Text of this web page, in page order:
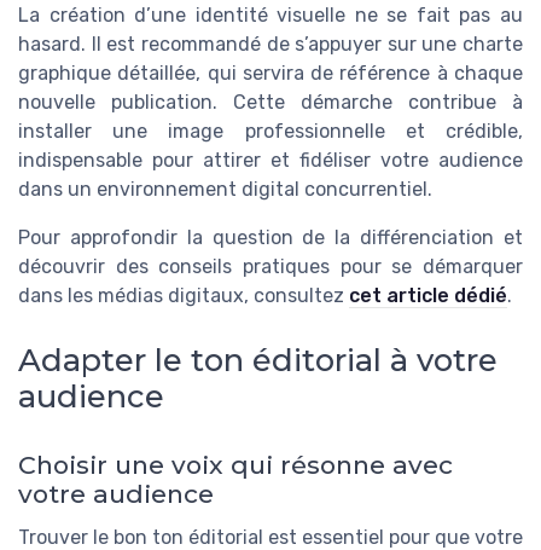
La création d’une identité visuelle ne se fait pas au
hasard. Il est recommandé de s’appuyer sur une charte
graphique détaillée, qui servira de référence à chaque
nouvelle publication. Cette démarche contribue à
installer une image professionnelle et crédible,
indispensable pour attirer et fidéliser votre audience
dans un environnement digital concurrentiel.
Pour approfondir la question de la différenciation et
découvrir des conseils pratiques pour se démarquer
dans les médias digitaux, consultez cet article dédié.
Adapter le ton éditorial à votre
audience
Choisir une voix qui résonne avec
votre audience
Trouver le bon ton éditorial est essentiel pour que votre